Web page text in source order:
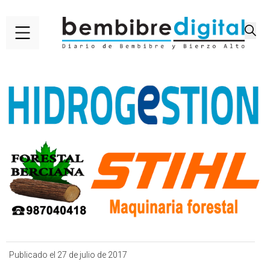
Publicado el 27 de julio de 2017